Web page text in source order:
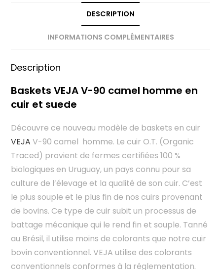
DESCRIPTION
INFORMATIONS COMPLÉMENTAIRES
Description
Baskets VEJA V-90 camel homme en
cuir et suede
Découvre ce nouveau modèle de baskets en cuir
VEJA V-90 camel homme. Le cuir O.T. (Organic
Traced) provient de fermes certifiées 100 %
biologiques en Uruguay, un pays connu pour sa
culture de l’élevage et la qualité de son cuir. C’est
le plus souple et le plus fin de nos cuirs provenant
de bovins. Ce type de cuir subit un processus de
battage mécanique qui le rend fin et souple. Tanné
au Brésil, il utilise moins de colorants que notre cuir
bovin conventionnel. VEJA utilise des colorants
conventionnels conformes à la réglementation.